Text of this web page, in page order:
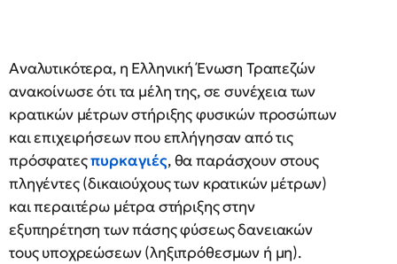
Aναλυτικότερα, η Ελληνική Ένωση Τραπεζών
ανακοίνωσε ότι τα μέλη της, σε συνέχεια των
κρατικών μέτρων στήριξης φυσικών προσώπων
και επιχειρήσεων που επλήγησαν από τις
πρόσφατεςπυρκαγιές, θα παράσχουν στους
πληγέντες (δικαιούχους των κρατικών μέτρων)
και περαιτέρω μέτρα στήριξης στην
εξυπηρέτηση των πάσης φύσεως δανειακών
τους υποχρεώσεων (ληξιπρόθεσμων ή μη).